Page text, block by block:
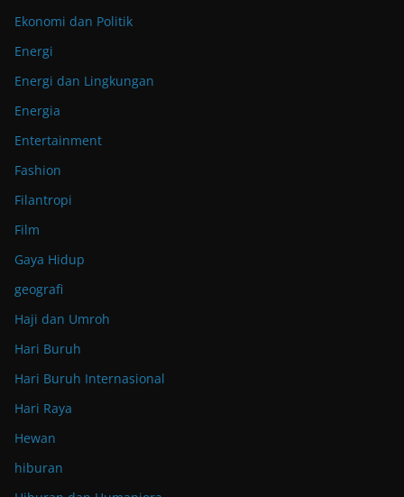
Ekonomi dan Politik
Energi
Energi dan Lingkungan
Energia
Entertainment
Fashion
Filantropi
Film
Gaya Hidup
geografi
Haji dan Umroh
Hari Buruh
Hari Buruh Internasional
Hari Raya
Hewan
hiburan